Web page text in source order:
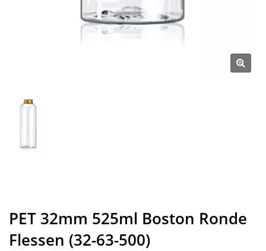
PET 32mm 525ml Boston Ronde
Flessen (32-63-500)